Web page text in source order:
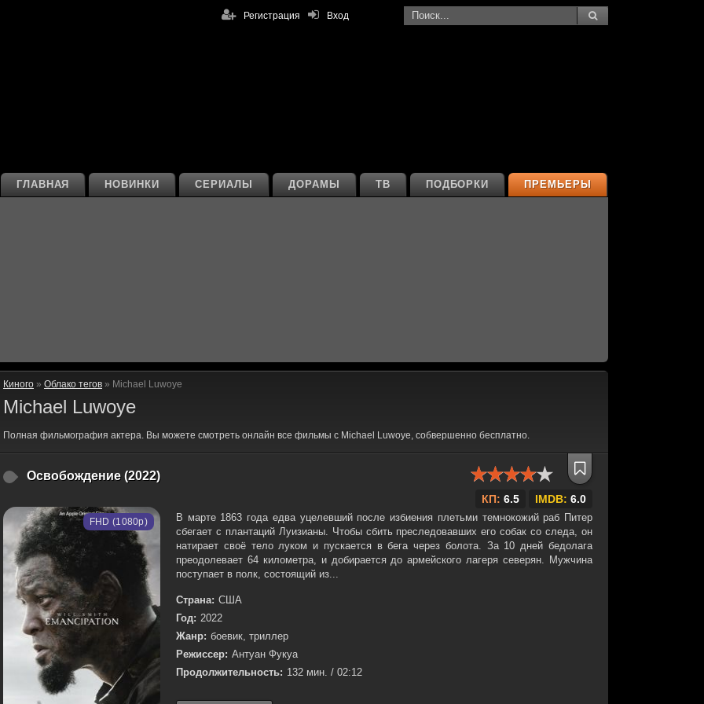
Вход
Регистрация
ПРЕМЬЕРЫ
ПОДБОРКИ
ТВ
ДОРАМЫ
СЕРИАЛЫ
НОВИНКИ
ГЛАВНАЯ
Киного » Облако тегов » Michael Luwoye
Michael Luwoye
Полная фильмография актера. Вы можете смотреть онлайн все фильмы с Michael Luwoye, собвершенно бесплатно.
Освобождение (2022)
КП: 6.5 IMDB: 6.0
FHD (1080p)
В марте 1863 года едва уцелевший после избиения плетьми темнокожий раб Питер
сбегает с плантаций Луизианы. Чтобы сбить преследовавших его собак со следа, он
натирает своё тело луком и пускается в бега через болота. За 10 дней бедолага
преодолевает 64 километра, и добирается до армейского лагеря северян. Мужчина
поступает в полк, состоящий из...
Страна: США
Год: 2022
Жанр: боевик, триллер
Режиссер: Антуан Фукуа
Продолжительность: 132 мин. / 02:12